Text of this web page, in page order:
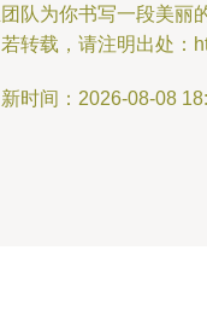
队为你书写一段美丽
转载，请注明出处：
时间：2026-08-08